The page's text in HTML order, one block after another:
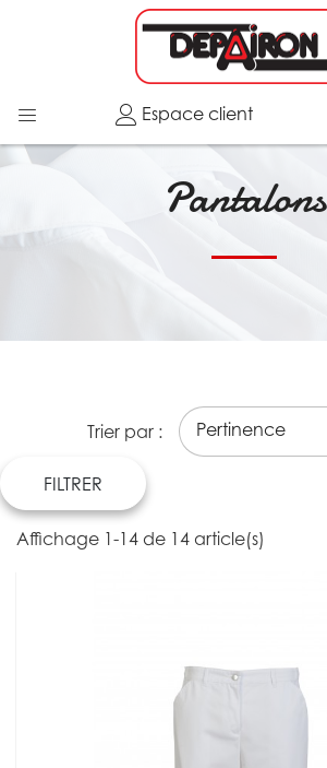
Espace client
Pantalons
Trier par : Pertinence
FILTRER
Affichage 1-14 de 14 article(s)